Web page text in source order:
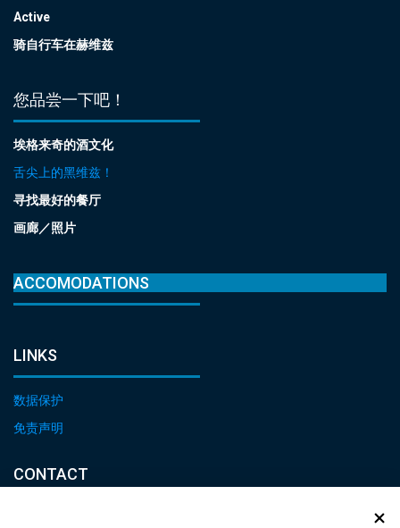
Active
骑自行车在赫维兹
您品尝一下吧！
埃格来奇的酒文化
舌尖上的黑维兹！
寻找最好的餐厅
画廊／照片
ACCOMODATIONS
LINKS
数据保护
免责声明
CONTACT